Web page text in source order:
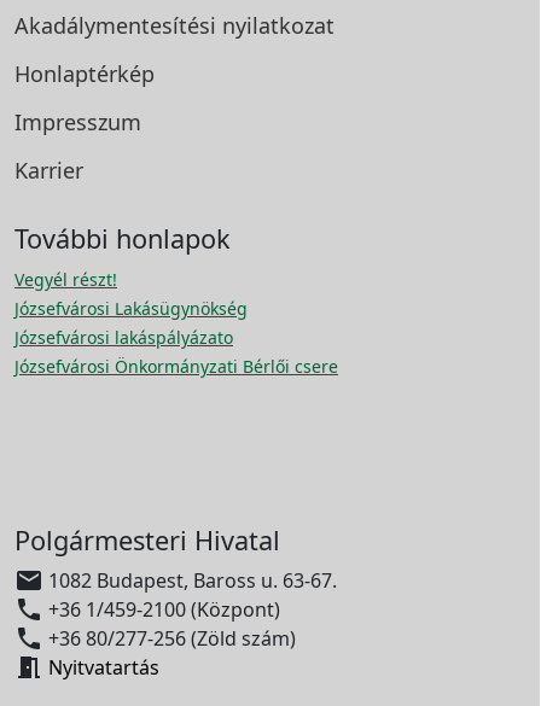
Akadálymentesítési nyilatkozat
Honlaptérkép
Impresszum
Karrier
További honlapok
Vegyél részt!
Józsefvárosi Lakásügynökség
Józsefvárosi lakáspályázato
Józsefvárosi Önkormányzati Bérlői csere
Polgármesteri Hivatal
 1082 Budapest, Baross u. 63-67.
 +36 1/459-2100 (Központ)
 +36 80/277-256 (Zöld szám)
 Nyitvatartás